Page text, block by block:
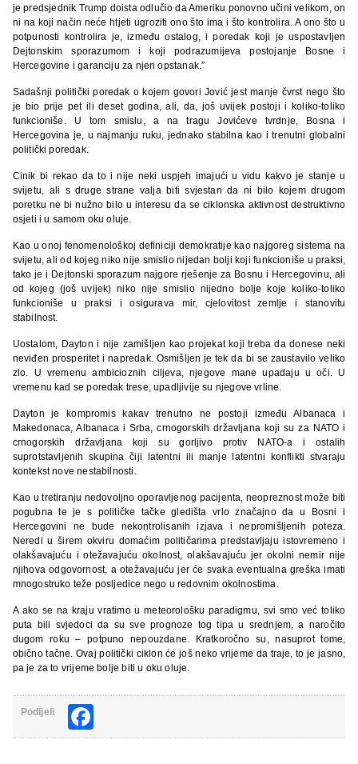
je predsjednik Trump doista odlučio da Ameriku ponovno učini velikom, on
ni na koji način neće htjeti ugroziti ono što ima i što kontrolira. A ono što u
potpunosti kontrolira je, između ostalog, i poredak koji je uspostavljen
Dejtonskim sporazumom i koji podrazumijeva postojanje Bosne i
Hercegovine i garanciju za njen opstanak.”
Sadašnji politički poredak o kojem govori Jović jest manje čvrst nego što
je bio prije pet ili deset godina, ali, da, još uvijek postoji i koliko-toliko
funkcioniše. U tom smislu, a na tragu Jovićeve tvrdnje, Bosna i
Hercegovina je, u najmanju ruku, jednako stabilna kao i trenutni globalni
politički poredak.
Cinik bi rekao da to i nije neki uspjeh imajući u vidu kakvo je stanje u
svijetu, ali s druge strane valja biti svjestan da ni bilo kojem drugom
poretku ne bi nužno bilo u interesu da se ciklonska aktivnost destruktivno
osjeti i u samom oku oluje.
Kao u onoj fenomenološkoj definiciji demokratije kao najgoreg sistema na
svijetu, ali od kojeg niko nije smislio nijedan bolji koji funkcioniše u praksi,
tako je i Dejtonski sporazum najgore rješenje za Bosnu i Hercegovinu, ali
od kojeg (još uvijek) niko nije smislio nijedno bolje koje koliko-toliko
funkcioniše u praksi i osigurava mir, cjelovitost zemlje i stanovitu
stabilnost.
Uostalom, Dayton i nije zamišljen kao projekat koji treba da donese neki
neviđen prosperitet i napredak. Osmišljen je tek da bi se zaustavilo veliko
zlo. U vremenu ambicioznih ciljeva, njegove mane upadaju u oči. U
vremenu kad se poredak trese, upadljivije su njegove vrline.
Dayton je kompromis kakav trenutno ne postoji između Albanaca i
Makedonaca, Albanaca i Srba, crnogorskih državljana koji su za NATO i
crnogorskih državljana koji su gorljivo protiv NATO-a i ostalih
suprotstavljenih skupina čiji latentni ili manje latentni konflikti stvaraju
kontekst nove nestabilnosti.
Kao u tretiranju nedovoljno oporavljenog pacijenta, neopreznost može biti
pogubna te je s političke tačke gledišta vrlo značajno da u Bosni i
Hercegovini ne bude nekontrolisanih izjava i nepromišljenih poteza.
Neredi u širem okviru domaćim političarima predstavljaju istovremeno i
olakšavajuću i otežavajuću okolnost, olakšavajuću jer okolni nemir nije
njihova odgovornost, a otežavajuću jer će svaka eventualna greška imati
mnogostruko teže posljedice nego u redovnim okolnostima.
A ako se na kraju vratimo u meteorološku paradigmu, svi smo već toliko
puta bili svjedoci da su sve prognoze tog tipa u srednjem, a naročito
dugom roku – potpuno nepouzdane. Kratkoročno su, nasuprot tome,
obično tačne. Ovaj politički ciklon će još neko vrijeme da traje, to je jasno,
pa je za to vrijeme bolje biti u oku oluje.
Podijeli